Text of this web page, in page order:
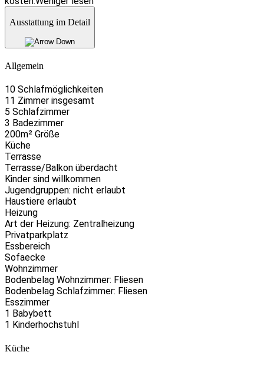
Ausstattung im Detail
Allgemein
10 Schlafmöglichkeiten
11 Zimmer insgesamt
5 Schlafzimmer
3 Badezimmer
200m² Größe
Küche
Terrasse
Terrasse/Balkon überdacht
Kinder sind willkommen
Jugendgruppen: nicht erlaubt
Haustiere erlaubt
Heizung
Art der Heizung: Zentralheizung
Privatparkplatz
Essbereich
Sofaecke
Wohnzimmer
Bodenbelag Wohnzimmer: Fliesen
Bodenbelag Schlafzimmer: Fliesen
Esszimmer
1 Babybett
1 Kinderhochstuhl
Küche